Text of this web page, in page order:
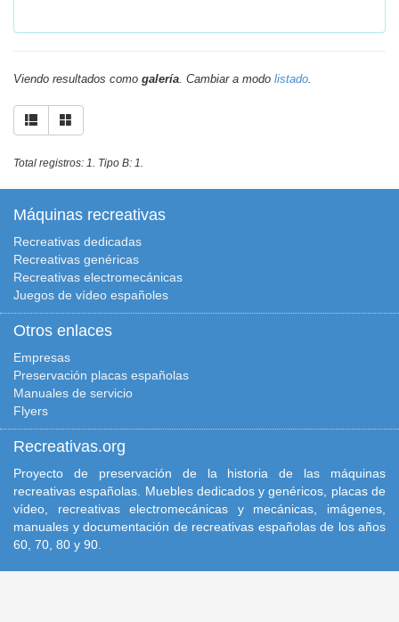
Viendo resultados como galería. Cambiar a modo listado.
Total registros: 1. Tipo B: 1.
Máquinas recreativas
Recreativas dedicadas
Recreativas genéricas
Recreativas electromecánicas
Juegos de vídeo españoles
Otros enlaces
Empresas
Preservación placas españolas
Manuales de servicio
Flyers
Recreativas.org
Proyecto de preservación de la historia de las máquinas
recreativas españolas. Muebles dedicados y genéricos, placas de
vídeo, recreativas electromecánicas y mecánicas, imágenes,
manuales y documentación de recreativas españolas de los años
60, 70, 80 y 90.